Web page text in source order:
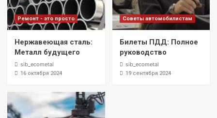
Ремонт - это просто
Нержавеющая сталь:
Металл будущего
sib_ecometal
16 октября 2024
Советы автомобилистам
Билеты ПДД: Полное
руководство
sib_ecometal
19 сентября 2024